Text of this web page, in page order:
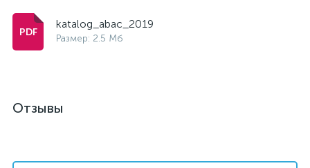
katalog_abac_2019
Размер: 2.5 Мб
Отзывы